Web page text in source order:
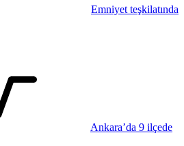
Emniyet teşkilatında
Ankara’da 9 ilçede